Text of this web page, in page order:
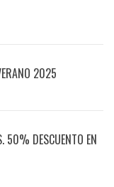
2025
50% DESCUENTO EN